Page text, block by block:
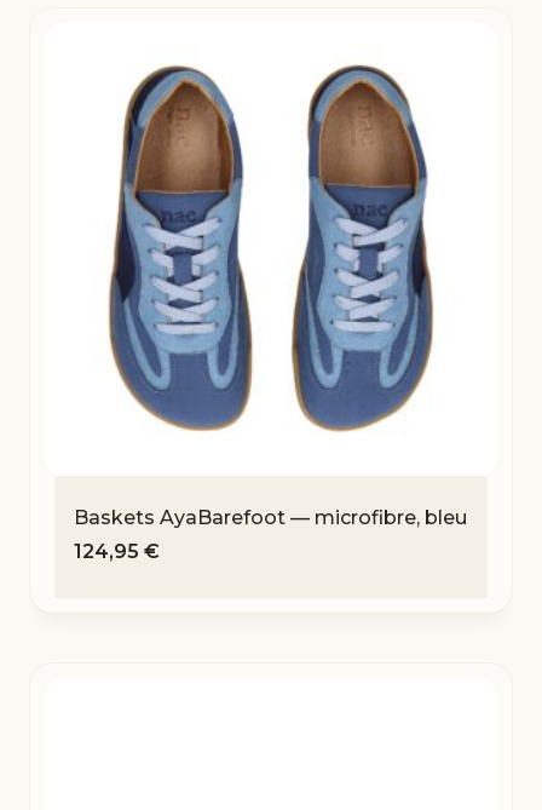
Baskets AyaBarefoot — microfibre, bleu
124,95 €